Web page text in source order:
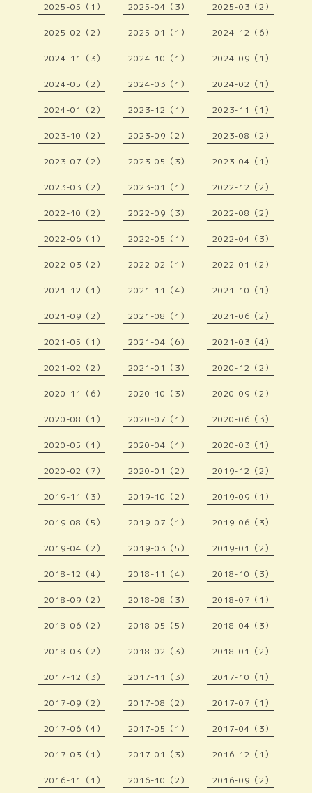
2025-05（1） 2025-04（3） 2025-03（2）
2025-02（2） 2025-01（1） 2024-12（6）
2024-11（3） 2024-10（1） 2024-09（1）
2024-05（2） 2024-03（1） 2024-02（1）
2024-01（2） 2023-12（1） 2023-11（1）
2023-10（2） 2023-09（2） 2023-08（2）
2023-07（2） 2023-05（3） 2023-04（1）
2023-03（2） 2023-01（1） 2022-12（2）
2022-10（2） 2022-09（3） 2022-08（2）
2022-06（1） 2022-05（1） 2022-04（3）
2022-03（2） 2022-02（1） 2022-01（2）
2021-12（1） 2021-11（4） 2021-10（1）
2021-09（2） 2021-08（1） 2021-06（2）
2021-05（1） 2021-04（6） 2021-03（4）
2021-02（2） 2021-01（3） 2020-12（2）
2020-11（6） 2020-10（3） 2020-09（2）
2020-08（1） 2020-07（1） 2020-06（3）
2020-05（1） 2020-04（1） 2020-03（1）
2020-02（7） 2020-01（2） 2019-12（2）
2019-11（3） 2019-10（2） 2019-09（1）
2019-08（5） 2019-07（1） 2019-06（3）
2019-04（2） 2019-03（5） 2019-01（2）
2018-12（4） 2018-11（4） 2018-10（3）
2018-09（2） 2018-08（3） 2018-07（1）
2018-06（2） 2018-05（5） 2018-04（3）
2018-03（2） 2018-02（3） 2018-01（2）
2017-12（3） 2017-11（3） 2017-10（1）
2017-09（2） 2017-08（2） 2017-07（1）
2017-06（4） 2017-05（1） 2017-04（3）
2017-03（1） 2017-01（3） 2016-12（1）
2016-11（1） 2016-10（2） 2016-09（2）